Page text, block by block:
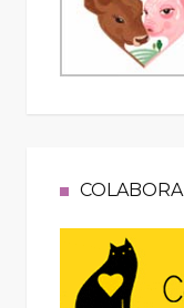
COLABORA